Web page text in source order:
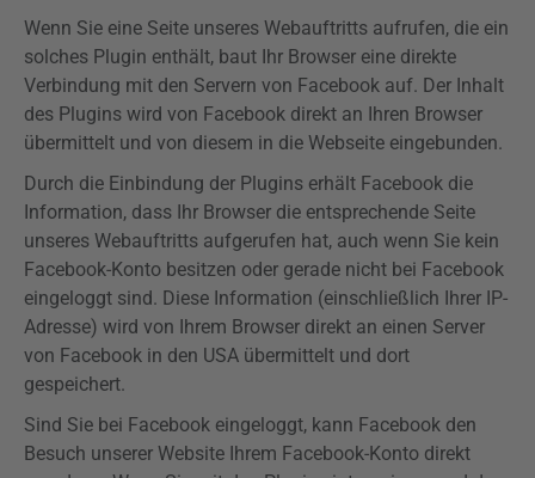
Wenn Sie eine Seite unseres Webauftritts aufrufen, die ein
solches Plugin enthält, baut Ihr Browser eine direkte
Verbindung mit den Servern von Facebook auf. Der Inhalt
des Plugins wird von Facebook direkt an Ihren Browser
übermittelt und von diesem in die Webseite eingebunden.
Durch die Einbindung der Plugins erhält Facebook die
Information, dass Ihr Browser die entsprechende Seite
unseres Webauftritts aufgerufen hat, auch wenn Sie kein
Facebook-Konto besitzen oder gerade nicht bei Facebook
eingeloggt sind. Diese Information (einschließlich Ihrer IP-
Adresse) wird von Ihrem Browser direkt an einen Server
von Facebook in den USA übermittelt und dort
gespeichert.
Sind Sie bei Facebook eingeloggt, kann Facebook den
Besuch unserer Website Ihrem Facebook-Konto direkt